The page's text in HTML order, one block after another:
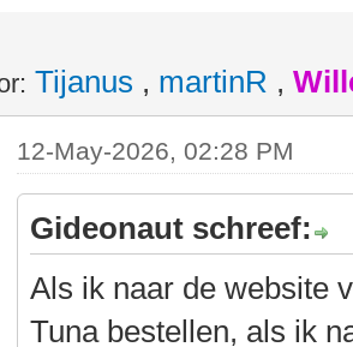
Tijanus , martinR ,
12-May-2026, 02:28 PM
Gideonaut schreef:
Als ik naar de website
Tuna bestellen, als ik